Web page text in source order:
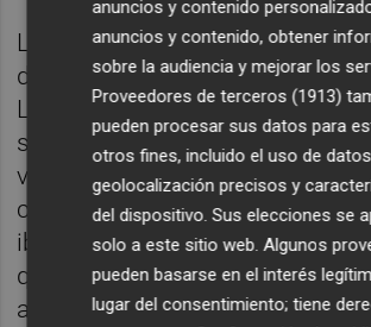
Laura, tras el fallo en el gol
demostró seguridad y evitó dos
Llompart y otro de Estefa para
su equipo a un gol de distancia
visitantes. En el 83, Lucía
con la espalda un chut de
iba directo a portería y el
quedó con una jugadora menos
amarilla a Lena en el 89, se
anuncios y contenido
anuncios y contenido, obtener
sobre la audiencia y mejorar los
Proveedores de terceros (1913)
pueden procesar sus datos para
otros fines, incluido el uso de
geolocalización precisos y
del dispositivo. Sus elecciones se
solo a este sitio web. Algunos
pueden basarse en el interés
lugar del consentimiento; tiene